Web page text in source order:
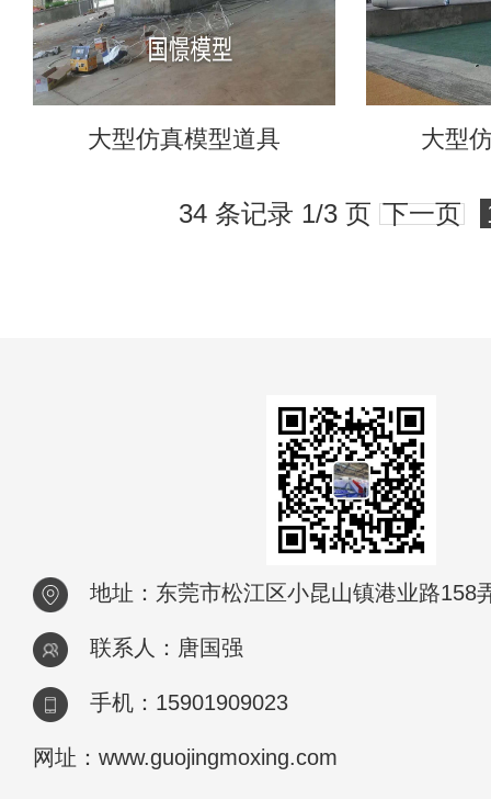
大型仿真模型道具 大型
34 条记录 1/3 页 下一页
地址：东莞市松江区小昆山镇港业路158
联系人：唐国强
手机：15901909023
网址：www.guojingmoxing.com